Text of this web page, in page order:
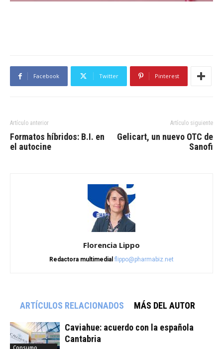
Facebook Twitter Pinterest
Artículo anterior
Formatos híbridos: B.I. en
el autocine
Artículo siguiente
Gelicart, un nuevo OTC de
Sanofi
Florencia Lippo
Redactora multimedial flippo@pharmabiz.net
ARTÍCULOS RELACIONADOS MÁS DEL AUTOR
Caviahue: acuerdo con la española
Cantabria